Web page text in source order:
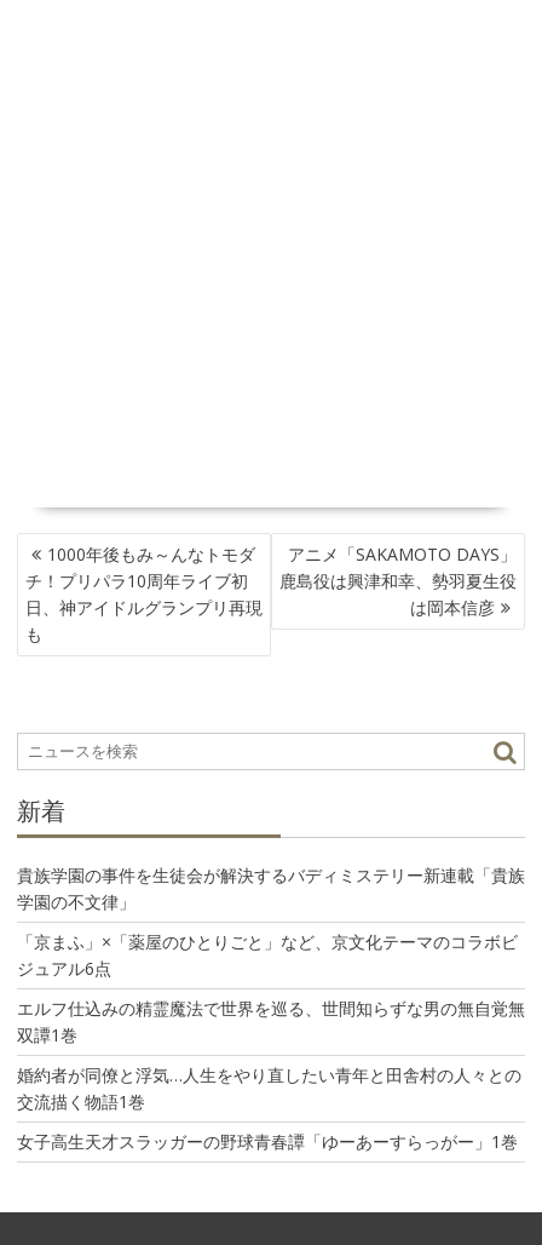
投
稿
ナ
ビ
ゲ
ョ
ン
1000年後もみ～んなトモダ
チ！プリパラ10周年ライブ初
日、神アイドルグランプリ再現
も
アニメ「SAKAMOTO DAYS」
鹿島役は興津和幸、勢羽夏生役
は岡本信彦
新着
貴族学園の事件を生徒会が解決するバディミステリー新連載「貴族
学園の不文律」
「京まふ」×「薬屋のひとりごと」など、京文化テーマのコラボビ
ジュアル6点
エルフ仕込みの精霊魔法で世界を巡る、世間知らずな男の無自覚無
双譚1巻
婚約者が同僚と浮気…人生をやり直したい青年と田舎村の人々との
交流描く物語1巻
女子高生天才スラッガーの野球青春譚「ゆーあーすらっがー」1巻